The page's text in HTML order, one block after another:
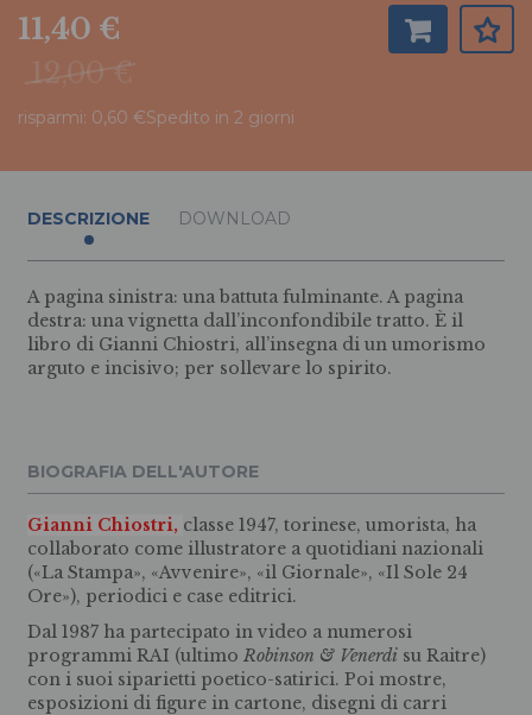
12,00 €
11,40 €
risparmi: 0,60 €Spedito in 2 giorni
DESCRIZIONE DOWNLOAD
A pagina sinistra: una battuta fulminante. A pagina
destra: una vignetta dall’inconfondibile tratto. È il
libro di Gianni Chiostri, all’insegna di un umorismo
arguto e incisivo; per sollevare lo spirito.
BIOGRAFIA DELL'AUTORE
Gianni Chiostri, classe 1947, torinese, umorista, ha
collaborato come illustratore a quotidiani nazionali
(«La Stampa», «Avvenire», «il Giornale», «Il Sole 24
Ore»), periodici e case editrici.
Dal 1987 ha partecipato in video a numerosi
programmi RAI (ultimo Robinson & Venerdi su Raitre)
con i suoi siparietti poetico-satirici. Poi mostre,
esposizioni di figure in cartone, disegni di carri